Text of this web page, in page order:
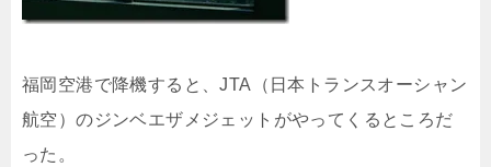
福岡空港で降機すると、JTA（日本トランスオーシャン
航空）のジンベエザメジェットがやってくるところだ
った。